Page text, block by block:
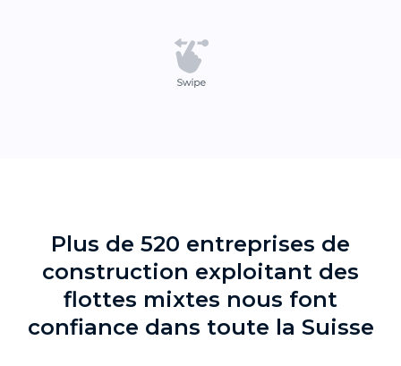
Plus de 520 entreprises de
construction exploitant des
flottes mixtes nous font
confiance dans toute la Suisse